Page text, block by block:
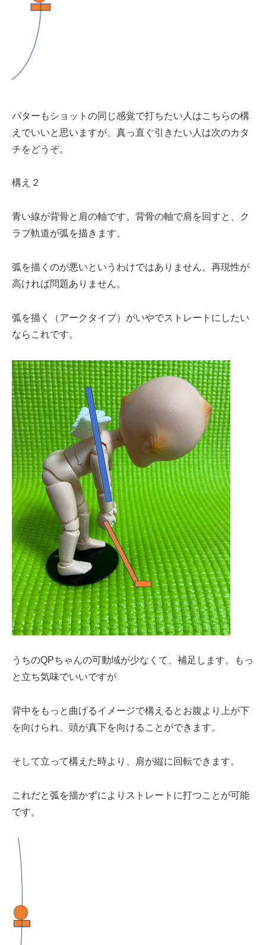
パターもショットの同じ感覚で打ちたい人はこちらの構
えでいいと思いますが、真っ直ぐ引きたい人は次のカタ
チをどうぞ。
構え２
青い線が背骨と肩の軸です。背骨の軸で肩を回すと、ク
ラブ軌道が弧を描きます。
弧を描くのが悪いというわけではありません。再現性が
高ければ問題ありません。
弧を描く（アークタイプ）がいやでストレートにしたい
ならこれです。
うちのQPちゃんの可動域が少なくて、補足します。もっ
と立ち気味でいいですが
背中をもっと曲げるイメージで構えるとお腹より上が下
を向けられ、頭が真下を向けることができます。
そして立って構えた時より、肩が縦に回転できます。
これだと弧を描かずによりストレートに打つことが可能
です。